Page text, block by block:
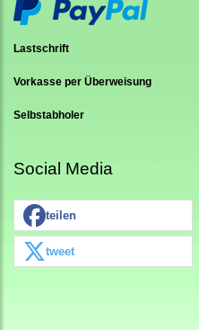
Lastschrift
Vorkasse per Überweisung
Selbstabholer
Social Media
teilen
tweet